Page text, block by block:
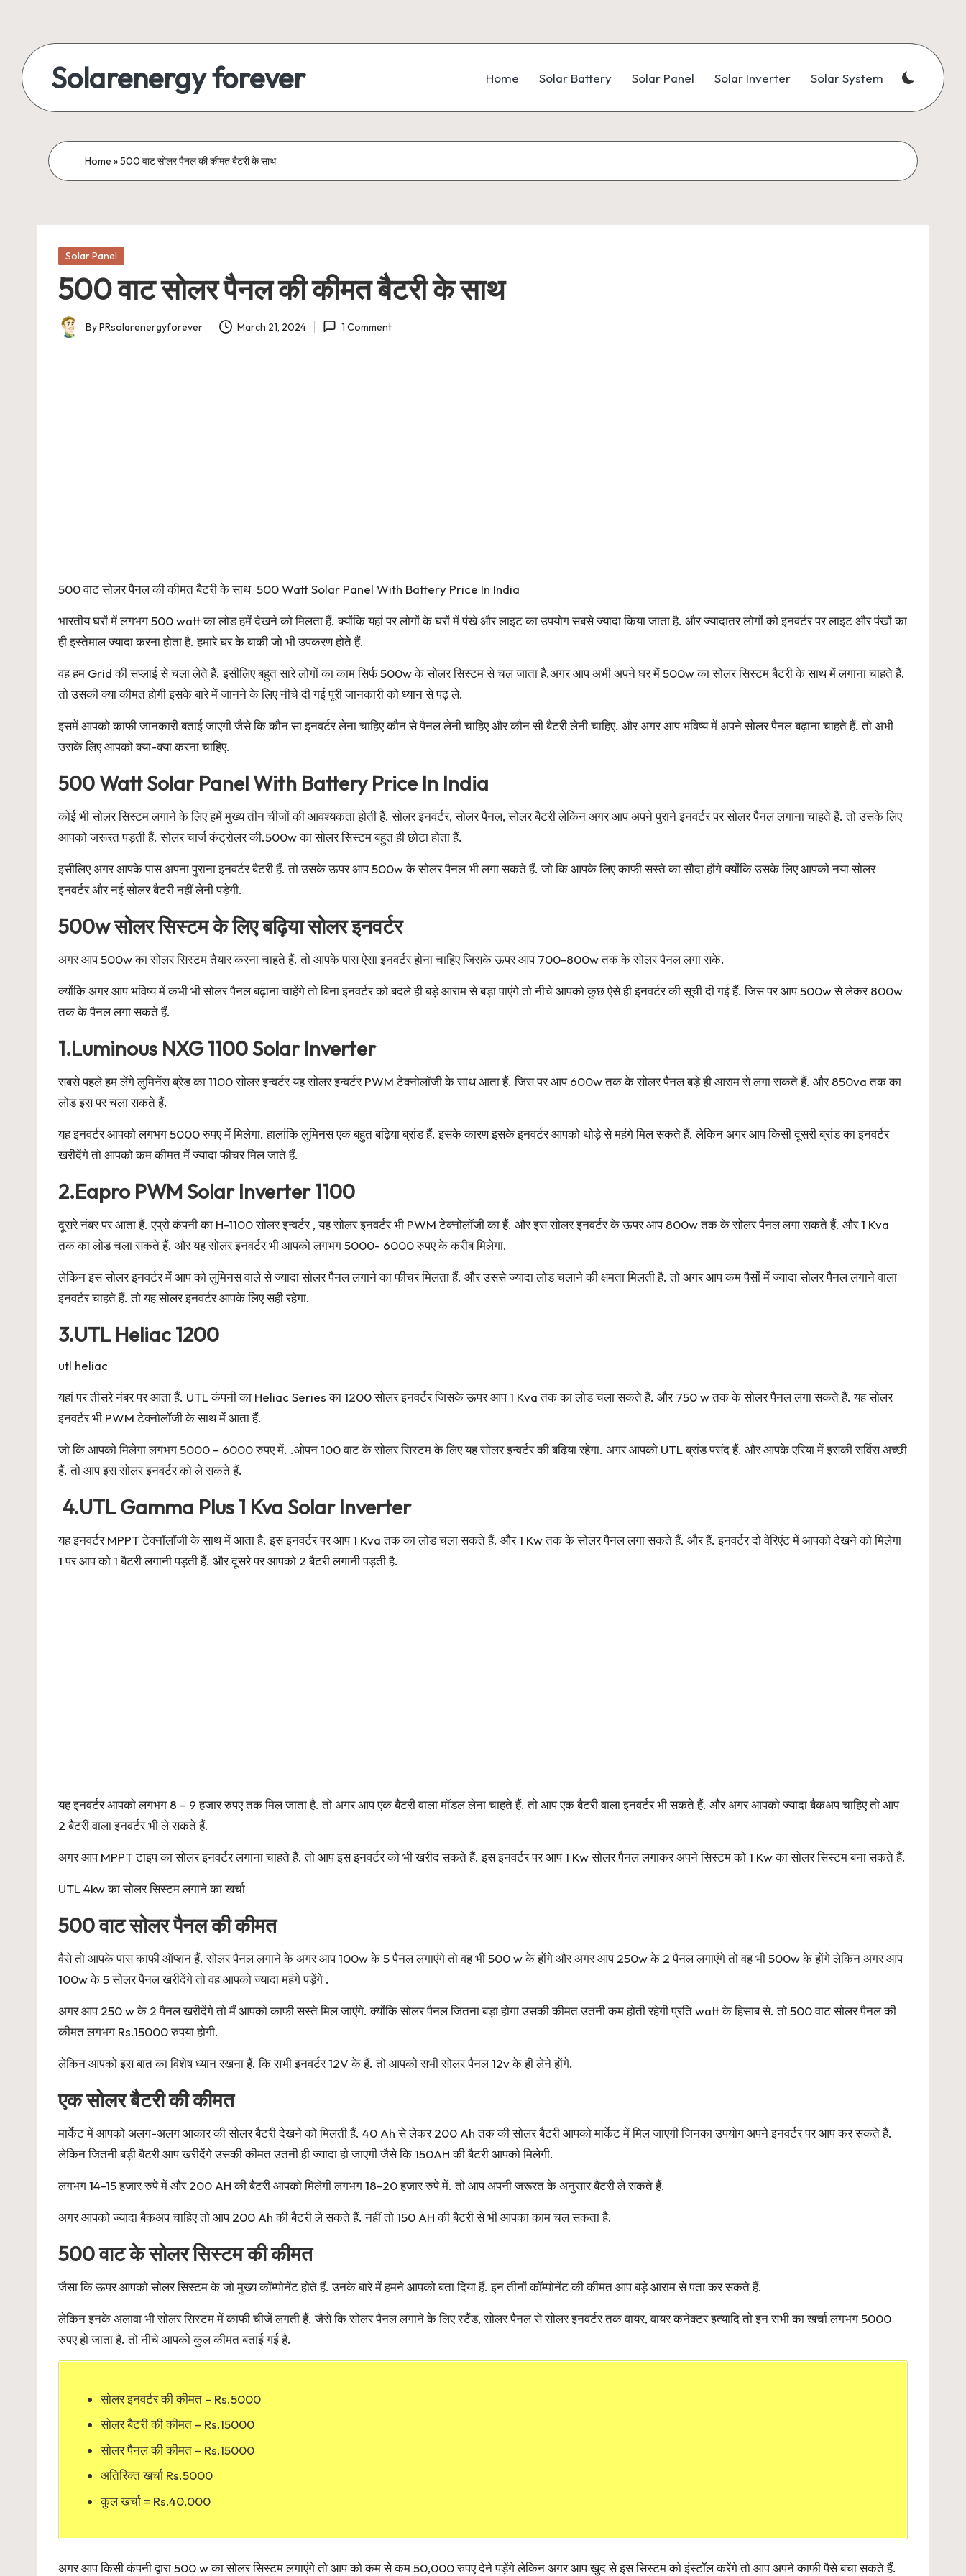
content
Solarenergy forever
बिजली
Home Solar Battery Solar Panel Solar Inverter Solar System
Home »500 वाट सोलर पैनल की कीमत बैटरी के साथ
Posted
Solar Panel
500 वाट सोलर पैनल की कीमत बैटरी के साथ
Posted
ByPRsolarenergyforever March 21, 2024 1 Comment
500 वाट सोलर पैनल की कीमत बैटरी के साथ 500 Watt Solar Panel With Battery Price In India
भारतीय घरों में लगभग 500 watt का लोड हमें देखने को मिलता हैं. क्योंकि यहां पर लोगों के घरों में पंखे और लाइट का उपयोग सबसे ज्यादा किया जाता है. और ज्यादातर लोगों को इनवर्टर पर लाइट और पंखों का
ही इस्तेमाल ज्यादा करना होता है. हमारे घर के बाकी जो भी उपकरण होते हैं.
वह हम Grid की सप्लाई से चला लेते हैं. इसीलिए बहुत सारे लोगों का काम सिर्फ 500w के सोलर सिस्टम से चल जाता है.अगर आप अभी अपने घर में 500w का सोलर सिस्टम बैटरी के साथ में लगाना चाहते हैं.
तो उसकी क्या कीमत होगी इसके बारे में जानने के लिए नीचे दी गई पूरी जानकारी को ध्यान से पढ़ ले.
इसमें आपको काफी जानकारी बताई जाएगी जैसे कि कौन सा इनवर्टर लेना चाहिए कौन से पैनल लेनी चाहिए और कौन सी बैटरी लेनी चाहिए. और अगर आप भविष्य में अपने सोलर पैनल बढ़ाना चाहते हैं. तो अभी
उसके लिए आपको क्या-क्या करना चाहिए.
500 Watt Solar Panel With Battery Price In India
कोई भी सोलर सिस्टम लगाने के लिए हमें मुख्य तीन चीजों की आवश्यकता होती हैं. सोलर इनवर्टर, सोलर पैनल, सोलर बैटरी लेकिन अगर आप अपने पुराने इनवर्टर पर सोलर पैनल लगाना चाहते हैं. तो उसके लिए
आपको जरूरत पड़ती हैं. सोलर चार्ज कंट्रोलर की.500w का सोलर सिस्टम बहुत ही छोटा होता हैं.
इसीलिए अगर आपके पास अपना पुराना इनवर्टर बैटरी हैं. तो उसके ऊपर आप 500w के सोलर पैनल भी लगा सकते हैं. जो कि आपके लिए काफी सस्ते का सौदा होंगे क्योंकि उसके लिए आपको नया सोलर
इनवर्टर और नई सोलर बैटरी नहीं लेनी पड़ेगी.
500w सोलर सिस्टम के लिए बढ़िया सोलर इनवर्टर
अगर आप 500w का सोलर सिस्टम तैयार करना चाहते हैं. तो आपके पास ऐसा इनवर्टर होना चाहिए जिसके ऊपर आप 700-800w तक के सोलर पैनल लगा सके.
क्योंकि अगर आप भविष्य में कभी भी सोलर पैनल बढ़ाना चाहेंगे तो बिना इनवर्टर को बदले ही बड़े आराम से बड़ा पाएंगे तो नीचे आपको कुछ ऐसे ही इनवर्टर की सूची दी गई हैं. जिस पर आप 500w से लेकर 800w
तक के पैनल लगा सकते हैं.
1.Luminous NXG 1100 Solar Inverter
सबसे पहले हम लेंगे लुमिनेंस ब्रेड का 1100 सोलर इन्वर्टर यह सोलर इन्वर्टर PWM टेक्नोलॉजी के साथ आता हैं. जिस पर आप 600w तक के सोलर पैनल बड़े ही आराम से लगा सकते हैं. और 850va तक का
लोड इस पर चला सकते हैं.
यह इनवर्टर आपको लगभग 5000 रुपए में मिलेगा. हालांकि लुमिनस एक बहुत बढ़िया ब्रांड हैं. इसके कारण इसके इनवर्टर आपको थोड़े से महंगे मिल सकते हैं. लेकिन अगर आप किसी दूसरी ब्रांड का इनवर्टर
खरीदेंगे तो आपको कम कीमत में ज्यादा फीचर मिल जाते हैं.
2.Eapro PWM Solar Inverter 1100
दूसरे नंबर पर आता हैं. एप्रो कंपनी का H-1100 सोलर इन्वर्टर , यह सोलर इनवर्टर भी PWM टेक्नोलॉजी का हैं. और इस सोलर इनवर्टर के ऊपर आप 800w तक के सोलर पैनल लगा सकते हैं. और 1 Kva
तक का लोड चला सकते हैं. और यह सोलर इनवर्टर भी आपको लगभग 5000- 6000 रुपए के करीब मिलेगा.
लेकिन इस सोलर इनवर्टर में आप को लुमिनस वाले से ज्यादा सोलर पैनल लगाने का फीचर मिलता हैं. और उससे ज्यादा लोड चलाने की क्षमता मिलती है. तो अगर आप कम पैसों में ज्यादा सोलर पैनल लगाने वाला
इनवर्टर चाहते हैं. तो यह सोलर इनवर्टर आपके लिए सही रहेगा.
3.UTL Heliac 1200
utl heliac
यहां पर तीसरे नंबर पर आता हैं. UTL कंपनी का Heliac Series का 1200 सोलर इनवर्टर जिसके ऊपर आप 1 Kva तक का लोड चला सकते हैं. और 750 w तक के सोलर पैनल लगा सकते हैं. यह सोलर
इनवर्टर भी PWM टेक्नोलॉजी के साथ में आता हैं.
जो कि आपको मिलेगा लगभग 5000 – 6000 रुपए में. .ओपन 100 वाट के सोलर सिस्टम के लिए यह सोलर इन्वर्टर की बढ़िया रहेगा. अगर आपको UTL ब्रांड पसंद हैं. और आपके एरिया में इसकी सर्विस अच्छी
हैं. तो आप इस सोलर इनवर्टर को ले सकते हैं.
4.UTL Gamma Plus 1 Kva Solar Inverter
यह इनवर्टर MPPT टेक्नॉलॉजी के साथ में आता है. इस इनवर्टर पर आप 1 Kva तक का लोड चला सकते हैं. और 1 Kw तक के सोलर पैनल लगा सकते हैं. और हैं. इनवर्टर दो वेरिएंट में आपको देखने को मिलेगा
1 पर आप को 1 बैटरी लगानी पड़ती हैं. और दूसरे पर आपको 2 बैटरी लगानी पड़ती है.
यह इनवर्टर आपको लगभग 8 – 9 हजार रुपए तक मिल जाता है. तो अगर आप एक बैटरी वाला मॉडल लेना चाहते हैं. तो आप एक बैटरी वाला इनवर्टर भी सकते हैं. और अगर आपको ज्यादा बैकअप चाहिए तो आप
2 बैटरी वाला इनवर्टर भी ले सकते हैं.
अगर आप MPPT टाइप का सोलर इनवर्टर लगाना चाहते हैं. तो आप इस इनवर्टर को भी खरीद सकते हैं. इस इनवर्टर पर आप 1 Kw सोलर पैनल लगाकर अपने सिस्टम को 1 Kw का सोलर सिस्टम बना सकते हैं.
UTL 4kw का सोलर सिस्टम लगाने का खर्चा
500 वाट सोलर पैनल की कीमत
वैसे तो आपके पास काफी ऑप्शन हैं. सोलर पैनल लगाने के अगर आप 100w के 5 पैनल लगाएंगे तो वह भी 500 w के होंगे और अगर आप 250w के 2 पैनल लगाएंगे तो वह भी 500w के होंगे लेकिन अगर आप
100w के 5 सोलर पैनल खरीदेंगे तो वह आपको ज्यादा महंगे पड़ेंगे .
अगर आप 250 w के 2 पैनल खरीदेंगे तो मैं आपको काफी सस्ते मिल जाएंगे. क्योंकि सोलर पैनल जितना बड़ा होगा उसकी कीमत उतनी कम होती रहेगी प्रति watt के हिसाब से. तो 500 वाट सोलर पैनल की
कीमत लगभग Rs.15000 रुपया होगी.
लेकिन आपको इस बात का विशेष ध्यान रखना हैं. कि सभी इनवर्टर 12V के हैं. तो आपको सभी सोलर पैनल 12v के ही लेने होंगे.
एक सोलर बैटरी की कीमत
मार्केट में आपको अलग-अलग आकार की सोलर बैटरी देखने को मिलती हैं. 40 Ah से लेकर 200 Ah तक की सोलर बैटरी आपको मार्केट में मिल जाएगी जिनका उपयोग अपने इनवर्टर पर आप कर सकते हैं.
लेकिन जितनी बड़ी बैटरी आप खरीदेंगे उसकी कीमत उतनी ही ज्यादा हो जाएगी जैसे कि 150AH की बैटरी आपको मिलेगी.
लगभग 14-15 हजार रुपे में और 200 AH की बैटरी आपको मिलेगी लगभग 18-20 हजार रुपे में. तो आप अपनी जरूरत के अनुसार बैटरी ले सकते हैं.
अगर आपको ज्यादा बैकअप चाहिए तो आप 200 Ah की बैटरी ले सकते हैं. नहीं तो 150 AH की बैटरी से भी आपका काम चल सकता है.
500 वाट के सोलर सिस्टम की कीमत
जैसा कि ऊपर आपको सोलर सिस्टम के जो मुख्य कॉम्पोनेंट होते हैं. उनके बारे में हमने आपको बता दिया हैं. इन तीनों कॉम्पोनेंट की कीमत आप बड़े आराम से पता कर सकते हैं.
लेकिन इनके अलावा भी सोलर सिस्टम में काफी चीजें लगती हैं. जैसे कि सोलर पैनल लगाने के लिए स्टैंड, सोलर पैनल से सोलर इनवर्टर तक वायर, वायर कनेक्टर इत्यादि तो इन सभी का खर्चा लगभग 5000
रुपए हो जाता है. तो नीचे आपको कुल कीमत बताई गई है.
सोलर इनवर्टर की कीमत – Rs.5000
सोलर बैटरी की कीमत – Rs.15000
सोलर पैनल की कीमत – Rs.15000
अतिरिक्त खर्चा Rs.5000
कुल खर्चा = Rs.40,000
अगर आप किसी कंपनी द्वारा 500 w का सोलर सिस्टम लगाएंगे तो आप को कम से कम 50,000 रुपए देने पड़ेंगे लेकिन अगर आप खुद से इस सिस्टम को इंस्टॉल करेंगे तो आप अपने काफी पैसे बचा सकते हैं.